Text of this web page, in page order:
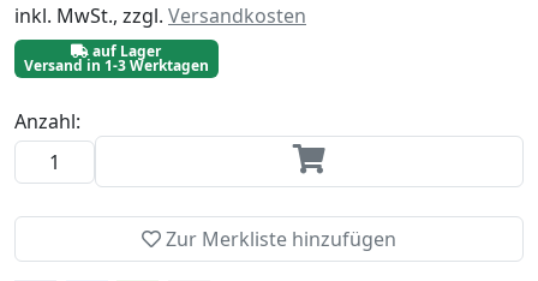
inkl. MwSt., zzgl. Versandkosten
auf Lager
Versand in 1-3 Werktagen
Anzahl:
Zur Merkliste hinzufügen